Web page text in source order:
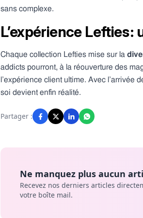
sans complexe.
L’expérience Lefties
Chaque collection Lefties mise sur la
addicts pourront, à la réouverture des
l’expérience client ultime. Avec l’arrivée
soi devient enfin réalité.
Partager :
Ne manquez plus aucun
Recevez nos derniers articles
votre boîte mail.